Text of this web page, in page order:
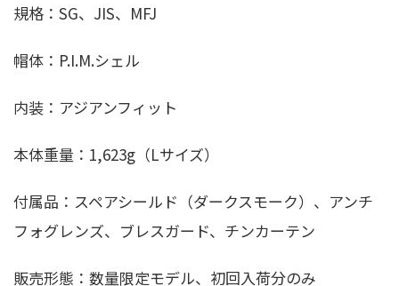
規格：SG、JIS、MFJ
帽体：P.I.M.シェル
内装：アジアンフィット
本体重量：1,623g（Lサイズ）
付属品：スペアシールド（ダークスモーク）、アンチ
フォグレンズ、ブレスガード、チンカーテン
販売形態：数量限定モデル、初回入荷分のみ